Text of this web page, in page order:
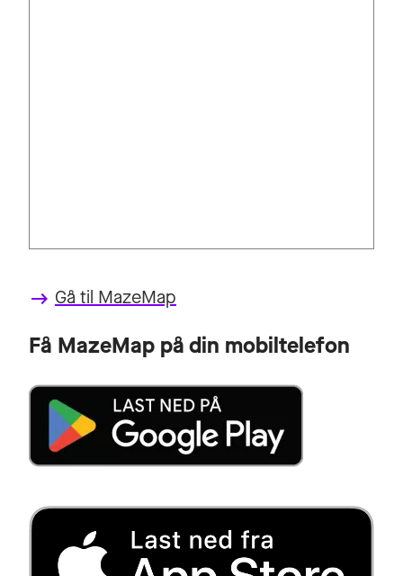
keyboard_backspace Gå til MazeMap
Få MazeMap på din mobiltelefon